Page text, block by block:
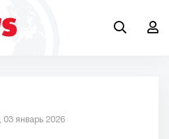
03 январь 2026